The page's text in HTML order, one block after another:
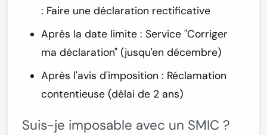
: Faire une déclaration rectificative
Après la date limite : Service "Corriger
ma déclaration" (jusqu'en décembre)
Après l'avis d'imposition : Réclamation
contentieuse (délai de 2 ans)
Suis-je imposable avec un SMIC ?